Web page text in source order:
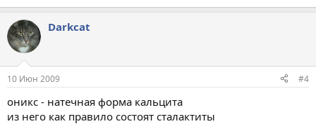
Darkcat
10 Июн 2009 #4
оникс - натечная форма кальцита
из него как правило состоят сталактиты